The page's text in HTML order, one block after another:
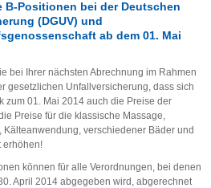
Positionen bei der Deutschen
(DGUV) und
ab dem 01. Mai
bei Ihrer nächsten Abrechnung im Rahmen
gesetzlichen Unfallversicherung, dass sich
zum 01. Mai 2014 auch die Preise der
Preise für die klassische Massage,
verschiedener Bäder und
erhöhen!
können für alle Verordnungen, bei denen
April 2014 abgegeben wird, abgerechnet